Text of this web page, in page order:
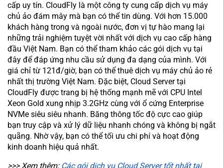
cấp uy tín. CloudFly là một công ty cung cấp dịch vụ máy
chủ ảo đám mây mà bạn có thể tin dùng. Với hơn 15.000
khách hàng trong và ngoài nước, đơn vị tự hào mang lại
những trải nghiệm tuyệt vời nhất với dịch vụ cao cấp hàng
đầu Việt Nam. Bạn có thể tham khảo các gói dịch vụ tại
đây để đáp ứng nhu cầu sử dụng đa dạng của mình. Với
giá chỉ từ 121đ/giờ, bạn có thể thuê dịch vụ máy chủ ảo rẻ
nhất thị trường Việt Nam. Đặc biệt, Cloud Server tại
CloudFly được trang bị hệ thống mạnh mẽ với CPU Intel
Xeon Gold xung nhịp 3.2GHz cùng với ổ cứng Enterprise
NVMe siêu siêu nhanh. Băng thông tốc độ cực cao giúp
bạn truy cập và xử lý dữ liệu nhanh chóng và không bị ngắt
quãng. Nhờ vậy, bạn có thể tối ưu chi phí và hoạt động
kinh doanh hiệu quả nhất.
>>> Xem thêm: Các gói dịch vụ Cloud Server tốt nhất tại